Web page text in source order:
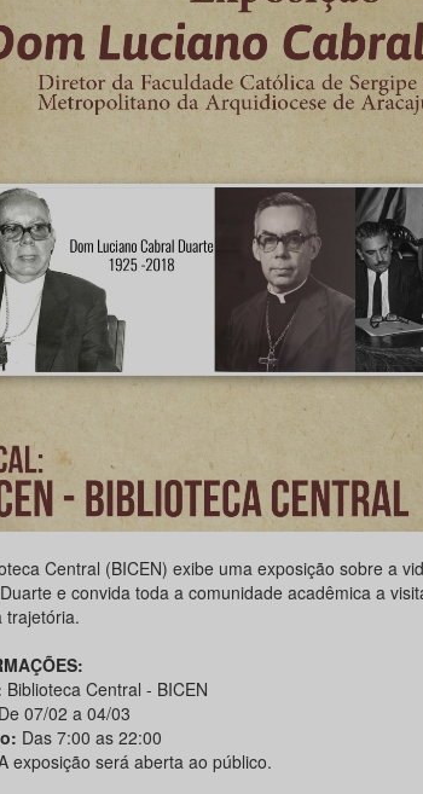
Central (BICEN) exibe uma exposição sobre a
e convida toda a comunidade acadêmica a
trajetória.
Biblioteca Central - BICEN
De 07/02 a 04/03
Das 7:00 as 22:00
exposição será aberta ao público.